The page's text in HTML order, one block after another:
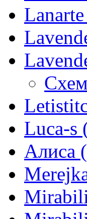
Luca-s
Алиса